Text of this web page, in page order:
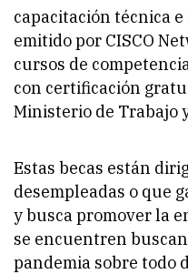
capacitación técnica
emitido por CISCO
cursos de
con certificación
Ministerio de Trabajo
Estas becas están
desempleadas o que
y busca promover la
se encuentren
pandemia sobre todo